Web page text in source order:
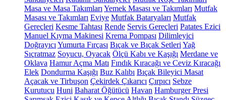
Masa ve Masa Takımları Yemek Masası ve Takımları Mutfak
Masası ve Takımları Eviye Mutfak Bataryaları Mutfak
Gereçleri Kesme Tahtası Rende Servis Gereçleri Patates Ezici
Manuel Kıyma Makinesi Krema Pompası Dilimleyici
Doğrayıcı Yumurta Fırçası Bıçak ve Bıçak Setleri Yağ
Sıçratmaz Soyucu, Oyacak Ölçü Kabı ve Kaşığı Merdane ve
Oklava Hamur Açma Matı Fındık Kıracağı ve Ceviz Kıracağı
Elek Dondurma Kaşığı Buz Kalıbı Bıçak Bileyici Masat
Açacak ve Tirbuşon Çekirdek Çıkarıcı Çırpıcı Sebze
Kurutucu Huni Baharat Öğütücü Havan Hamburger Presi